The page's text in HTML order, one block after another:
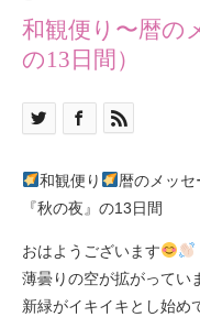
和観便り〜暦の
の13日間）
和観便り
暦のメッセ
『秋の夜』の13日間
おはようございます
薄曇りの空が拡がってい
新緑がイキイキとし始め